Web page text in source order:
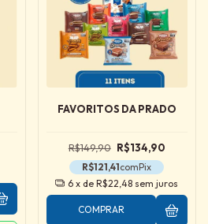
FAVORITOS DA PRADO
R$149,90 R$134,90
R$121,41comPix
6 x deR$22,48 sem juros
COMPRAR